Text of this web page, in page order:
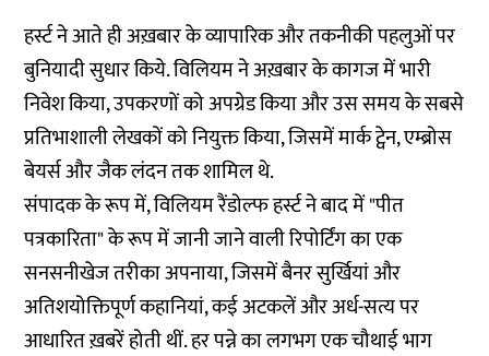
हर्स्ट ने आते ही अख़बार के व्यापारिक और तकनीकी पहलुओं पर
बुनियादी सुधार किये. विलियम ने अख़बार के कागज में भारी
निवेश किया, उपकरणों को अपग्रेड किया और उस समय के सबसे
प्रतिभाशाली लेखकों को नियुक्त किया, जिसमें मार्क ट्वेन, एम्ब्रोस
बेयर्स और जैक लंदन तक शामिल थे.
संपादक के रूप में, विलियम रैंडोल्फ हर्स्ट ने बाद में "पीत
पत्रकारिता" के रूप में जानी जाने वाली रिपोर्टिंग का एक
सनसनीखेज तरीका अपनाया, जिसमें बैनर सुर्खियां और
अतिशयोक्तिपूर्ण कहानियां, कई अटकलें और अर्ध-सत्य पर
आधारित ख़बरें होती थीं. हर पन्ने का लगभग एक चौथाई भाग